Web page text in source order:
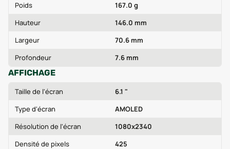
Poids
167.0 g
Hauteur
146.0 mm
Largeur
70.6 mm
Profondeur
7.6 mm
AFFICHAGE
Taille de l'écran
6.1 "
Type d'écran
AMOLED
Résolution de l'écran
1080x2340
Densité de pixels
425